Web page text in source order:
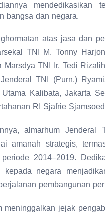
mendedikasikan
bangsa dan negara.
atas jasa dan
TNI M. Tonny
Marsdya TNI Ir. Tedi
TNI (Purn.)
Kalibata, Jakarta
RI Sjafrie
almarhum Jenderal
amanah strategis,
2014–2019.
kepada negara
pembangunan
meninggalkan jejak